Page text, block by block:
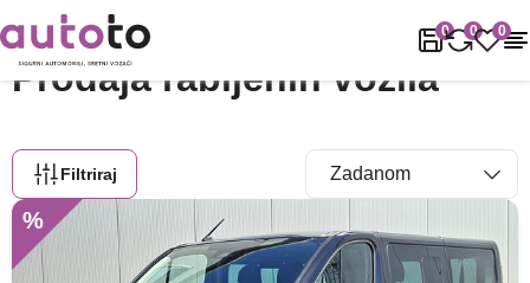
0 0 0
Naslovnica Rabljena vozila
Prodaja rabljenih vozila
Filtriraj
%